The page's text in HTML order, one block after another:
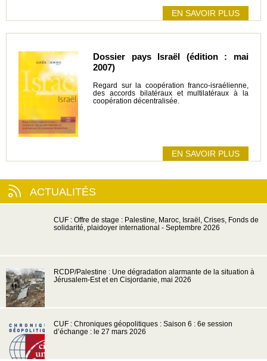
EN SAVOIR PLUS
Dossier pays Israël (édition : mai
2007)
Regard sur la coopération franco-israélienne,
des accords bilatéraux et multilatéraux à la
coopération décentralisée.
EN SAVOIR PLUS
ACTUALITÉS
CUF : Offre de stage : Palestine, Maroc, Israël, Crises, Fonds de
solidarité, plaidoyer international - Septembre 2026
RCDP/Palestine : Une dégradation alarmante de la situation à
Jérusalem-Est et en Cisjordanie, mai 2026
CUF : Chroniques géopolitiques : Saison 6 : 6e session
d’échange : le 27 mars 2026